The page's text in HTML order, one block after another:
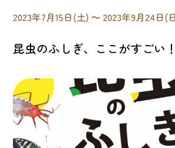
2023年7月15日(土) 〜 2023年9月24日(
昆虫のふしぎ、ここがすごい！